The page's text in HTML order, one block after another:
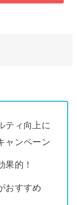
ティ向上に
ャンペーン
的！
おすすめ